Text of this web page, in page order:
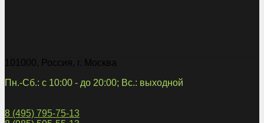
101000, Россия , г. Москва
Пн.-Сб.: с 10:00 - до 20:00; Вс.: выходной
8 (495) 795-75-13